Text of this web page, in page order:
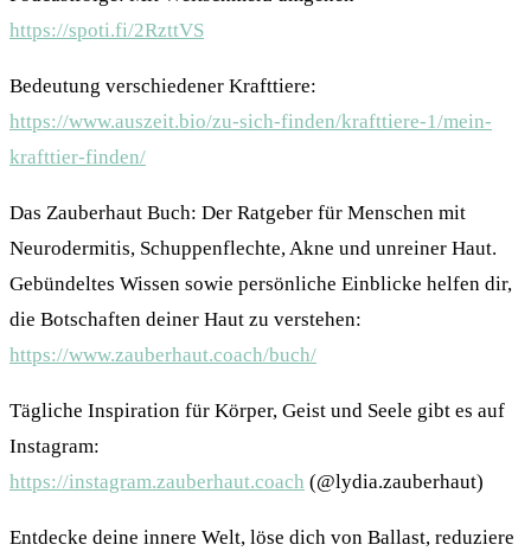
https://spoti.fi/2RzttVS
Bedeutung verschiedener Krafttiere:
https://www.auszeit.bio/zu-sich-finden/krafttiere-1/mein-
krafttier-finden/
Das Zauberhaut Buch: Der Ratgeber für Menschen mit
Neurodermitis, Schuppenflechte, Akne und unreiner Haut.
Gebündeltes Wissen sowie persönliche Einblicke helfen dir,
die Botschaften deiner Haut zu verstehen:
https://www.zauberhaut.coach/buch/
Tägliche Inspiration für Körper, Geist und Seele gibt es auf
Instagram:
https://instagram.zauberhaut.coach (@lydia.zauberhaut)
Entdecke deine innere Welt, löse dich von Ballast, reduziere